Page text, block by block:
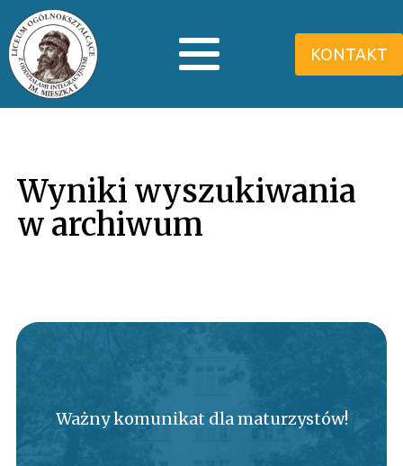
KONTAKT
Wyniki wyszukiwania
w archiwum
Ważny komunikat dla maturzystów!